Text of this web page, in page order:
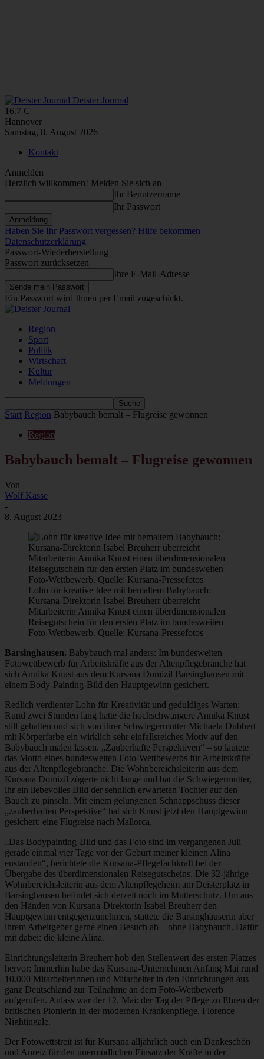
Deister Journal
16.7 C
Hannover
Samstag, 8. August 2026
Kontakt
Anmelden
Herzlich willkommen! Melden Sie sich an
Ihr Benutzername
Ihr Passwort
Haben Sie Ihr Passwort vergessen? Hilfe bekommen
Datenschutzerklärung
Passwort-Wiederherstellung
Passwort zurücksetzen
Ihre E-Mail-Adresse
Ein Passwort wird Ihnen per Email zugeschickt.
Region
Sport
Politik
Wirtschaft
Kultur
Meldungen
Start Region Babybauch bemalt – Flugreise gewonnen
Region
Babybauch bemalt – Flugreise gewonnen
Von
Wolf Kasse
-
8. August 2023
Lohn für kreative Idee mit bemaltem Babybauch:
Kursana-Direktorin Isabel Breuherr überreicht
Mitarbeiterin Annika Knust einen überdimensionalen
Reisegutschein für den ersten Platz im bundesweiten
Foto-Wettbewerb. Quelle: Kursana-Pressefotos
Barsinghausen. Babybauch mal anders: Im bundesweiten
Fotowettbewerb für Arbeitskräfte aus der Altenpflegebranche hat
sich Annika Knust aus dem Kursana Domizil Barsinghausen mit
einem Body-Painting-Bild den Hauptgewinn gesichert.
Redlich verdienter Lohn für Kreativität und geduldiges Warten:
Rund zwei Stunden lang hatte die hochschwangere Annika Knust
still gehalten und sich von ihrer Schwiegermutter Michaela Dubbert
mit Körperfarbe ein wirklich sehr einfallsreiches Motiv auf den
Babybauch malen lassen. „Zauberhafte Perspektiven“ – so lautete
das Motto eines bundesweiten Foto-Wettbewerbs für Arbeitskräfte
aus der Altenpflegebranche. Die Wohnbereichsleiterin aus dem
Kursana Domizil zögerte nicht lange und bat die Schwiegermutter,
ihr ein liebevolles Bild der sehnlich erwarteten Tochter auf den
Bauch zu pinseln. Mit einem gelungenen Schnappschuss dieser
„zauberhaften Perspektive“ hat sich Knust jetzt den Hauptgewinn
gesichert: eine Flugreise nach Mallorca.
„Das Bodypainting-Bild und das Foto sind im vergangenen Juli
gerade einmal vier Tage vor der Geburt meiner kleinen Alina
enstanden“, berichtete die Kursana-Pflegefachkraft bei der
Übergabe des überdimensionalen Reisegutscheins. Die 32-jährige
Wohnbereichsleiterin aus dem Altenpflegeheim am Deisterplatz in
Barsinghausen befindet sich derzeit noch im Mutterschutz. Um aus
den Händen von Kursana-Direktorin Isabel Breuherr den
Hauptgewinn entgegenzunehmen, stattete die Barsinghäuserin aber
ihrem Arbeitgeber gerne einen Besuch ab – ohne Babybauch. Dafür
mit dabei: die kleine Alina.
Einrichtungsleiterin Breuherr hob den Stellenwert des ersten Platzes
hervor: Immerhin habe das Kursana-Unternehmen Anfang Mai rund
10.000 Mitarbeiterinnen und Mitarbeiter in den Einrichtungen aus
ganz Deutschland zur Teilnahme an dem Foto-Wettbewerb
aufgerufen. Anlass war der 12. Mai: der Tag der Pflege zu Ehren der
britischen Pionierin in der modernen Krankenpflege, Florence
Nightingale.
Der Fotowettstreit ist für Kursana alljährlich auch ein Dankeschön
und Anreiz für den unermüdlichen Einsatz der Kräfte in der